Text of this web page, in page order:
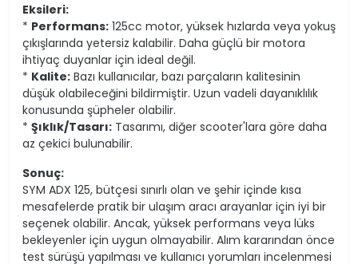
Eksileri:
* Performans: 125cc motor, yüksek hızlarda veya yokuş
çıkışlarında yetersiz kalabilir. Daha güçlü bir motora
ihtiyaç duyanlar için ideal değil.
* Kalite: Bazı kullanıcılar, bazı parçaların kalitesinin
düşük olabileceğini bildirmiştir. Uzun vadeli dayanıklılık
konusunda şüpheler olabilir.
* Şıklık/Tasarı: Tasarımı, diğer scooter'lara göre daha
az çekici bulunabilir.
Sonuç:
SYM ADX 125, bütçesi sınırlı olan ve şehir içinde kısa
mesafelerde pratik bir ulaşım aracı arayanlar için iyi bir
seçenek olabilir. Ancak, yüksek performans veya lüks
bekleyenler için uygun olmayabilir. Alım kararından önce
test sürüşü yapılması ve kullanıcı yorumları incelenmesi